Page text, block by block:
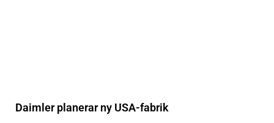
Daimler planerar ny USA-fabrik